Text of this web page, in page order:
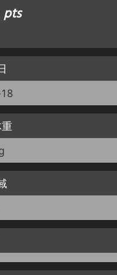
pts